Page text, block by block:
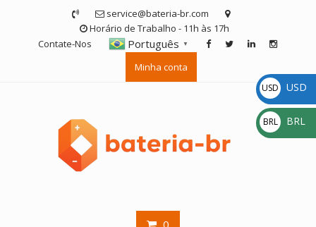
service@bateria-br.com
Horário de Trabalho - 11h às 17h
Contate-Nos
Português ▼
Minha conta
USD
$
USD
BRL
R$
BRL